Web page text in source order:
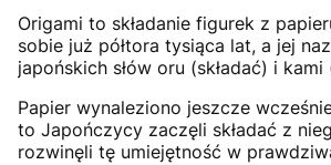
Origami to składanie figurek z
sobie już półtora tysiąca lat, a jej
japońskich słów oru (składać) i kami
Papier wynaleziono jeszcze
to Japończycy zaczęli składać z
rozwinęli tę umiejętność w